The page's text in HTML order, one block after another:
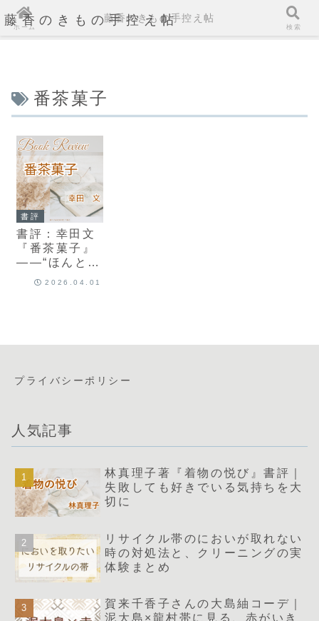
藤香のきもの手控え帖
番茶菓子
書評
書評：幸田文
『番茶菓子』
――“ほんとの
おしゃれ”をめ
2026.04.01
プライバシーポリシー
人気記事
林真理子著『着物の悦び』書評｜
失敗しても好きでいる気持ちを大
切に
リサイクル帯のにおいが取れない
時の対処法と、クリーニングの実
体験まとめ
賀来千香子さんの大島紬コーデ｜
泥大島×龍村帯に見る、赤がいき
ホーム
藤香のきもの手控え帖
検索